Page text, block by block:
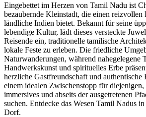
Eingebettet im Herzen von Tamil Nadu ist
bezaubernde Kleinstadt, die einen reizvollen
ländliche Indien bietet. Bekannt für seine
lebendige Kultur, lädt dieses versteckte
Reisende ein, traditionelle tamilische
lokale Feste zu erleben. Die friedliche
Naturwanderungen, während nahegelegene
Handwerkskunst und spirituelles Erbe
herzliche Gastfreundschaft und authentische
einem idealen Zwischenstopp für
immersives und abseits der ausgetretenen
suchen. Entdecke das Wesen Tamil Nadus
Dorf.